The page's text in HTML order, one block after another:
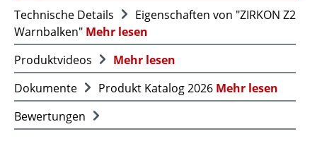
Technische Details
Eigenschaften von "ZIRKON Z2
Warnbalken" Mehr lesen
Produktvideos
Mehr lesen
Dokumente
Produkt Katalog 2026 Mehr lesen
Bewertungen